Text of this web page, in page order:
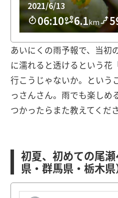
あいにくの雨予報で、当初
に濡れると透けるという花
行こうじゃないか。という
っさんさん。雨でも楽しめ
つかったらまた教えてくだ
初夏、初めての尾
県・群馬県・栃木県